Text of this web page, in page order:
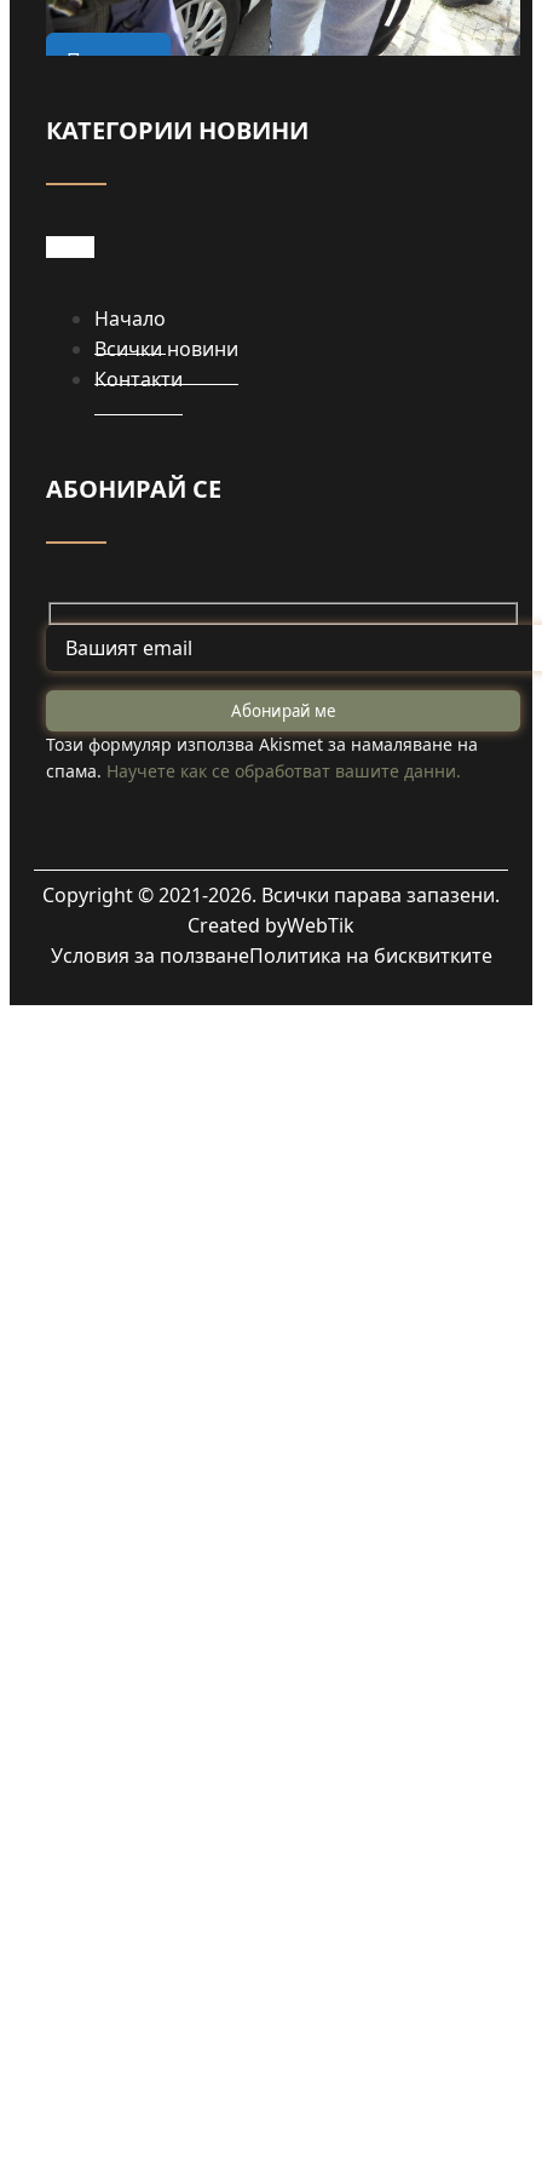
Прочети
КАТЕГОРИИ НОВИНИ
Начало
Всички новини
Контакти
АБОНИРАЙ СЕ
Този формуляр използва Akismet за намаляване на
спама. Научете как се обработват вашите данни.
Copyright © 2021-2026. Всички парава запазени.
Created byWebTik
Условия за ползванеПолитика на бисквитките